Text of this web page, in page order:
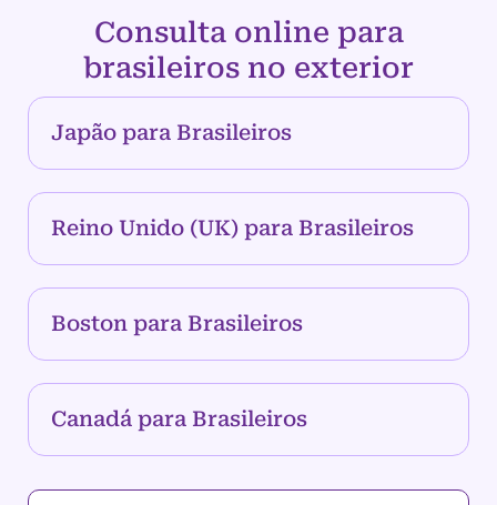
Consulta online para
brasileiros no exterior
Japão para Brasileiros
Reino Unido (UK) para Brasileiros
Boston para Brasileiros
Canadá para Brasileiros